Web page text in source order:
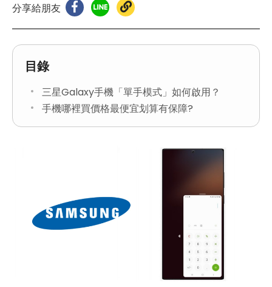
分享給朋友
目錄
三星Galaxy手機「單手模式」如何啟用？
手機哪裡買價格最便宜划算有保障?